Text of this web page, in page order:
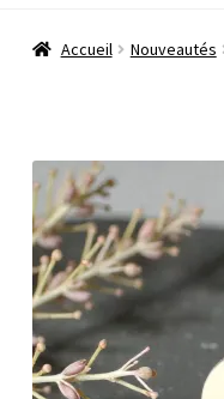
Accueil Nouveautés